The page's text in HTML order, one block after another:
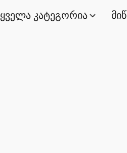
ყველა კატეგორია